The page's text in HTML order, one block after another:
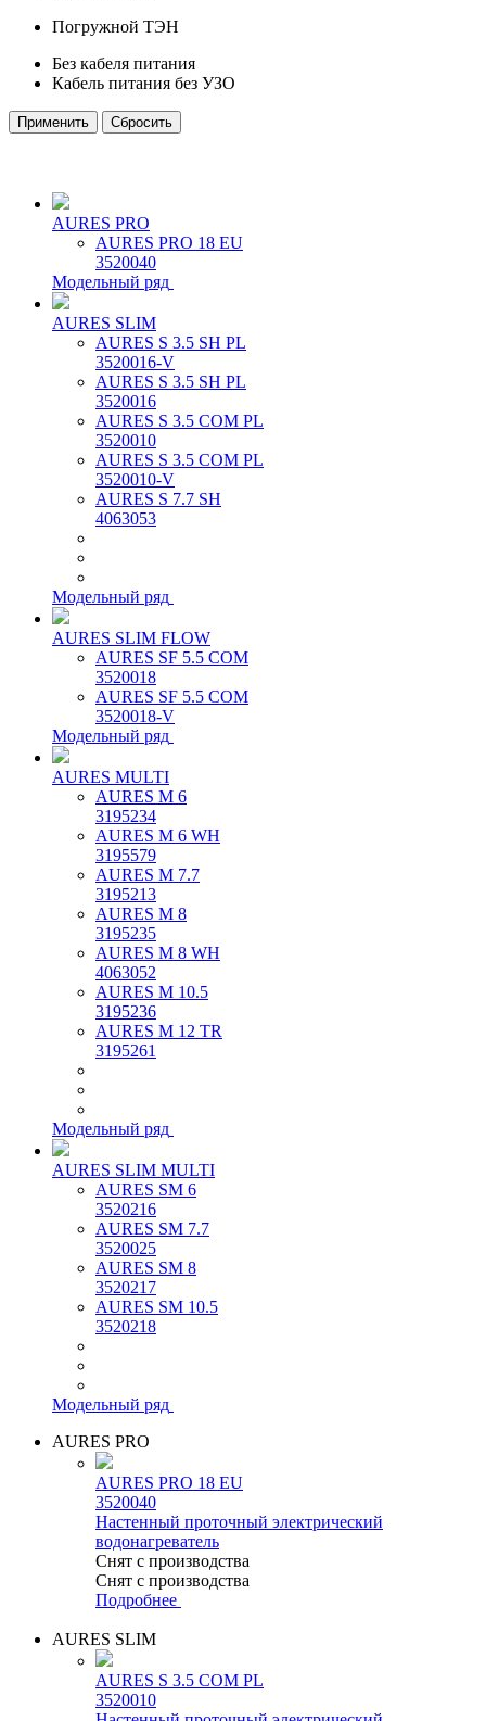
Погружной ТЭН
Без кабеля питания
Кабель питания без УЗО
AURES PRO
AURES PRO 18 EU
3520040
Модельный ряд
AURES SLIM
AURES S 3.5 SH PL
3520016-V
AURES S 3.5 SH PL
3520016
AURES S 3.5 COM PL
3520010
AURES S 3.5 COM PL
3520010-V
AURES S 7.7 SH
4063053
Модельный ряд
AURES SLIM FLOW
AURES SF 5.5 COM
3520018
AURES SF 5.5 COM
3520018-V
Модельный ряд
AURES MULTI
AURES M 6
3195234
AURES M 6 WH
3195579
AURES M 7.7
3195213
AURES M 8
3195235
AURES M 8 WH
4063052
AURES M 10.5
3195236
AURES M 12 TR
3195261
Модельный ряд
AURES SLIM MULTI
AURES SM 6
3520216
AURES SM 7.7
3520025
AURES SM 8
3520217
AURES SM 10.5
3520218
Модельный ряд
AURES PRO
AURES PRO 18 EU
3520040
Настенный проточный электрический
водонагреватель
Снят с производства
Снят с производства
Подробнее
AURES SLIM
AURES S 3.5 COM PL
3520010